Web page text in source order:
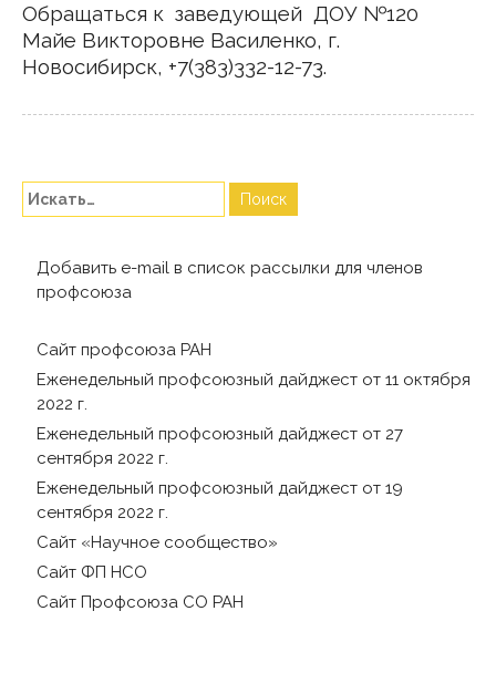
Обращаться к заведующей ДОУ №120
Майе Викторовне Василенко, г.
Новосибирск, +7(383)332-12-73.
Добавить e-mail в список рассылки для членов
профсоюза
Сайт профсоюза РАН
Еженедельный профсоюзный дайджест от 11 октября
2022 г.
Еженедельный профсоюзный дайджест от 27
сентября 2022 г.
Еженедельный профсоюзный дайджест от 19
сентября 2022 г.
Сайт «Научное сообщество»
Сайт ФП НСО
Сайт Профсоюза СО РАН